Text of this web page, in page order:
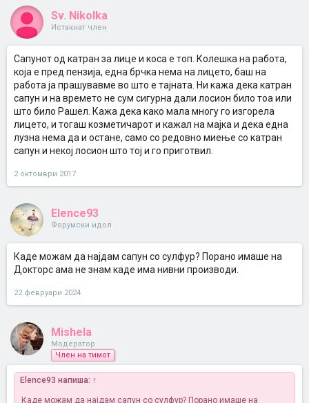
Sv. Nikolka
Истакнат член
Сапунот од катран за лице и коса е топ. Колешка на работа,
која е пред пензија, една брчка нема на лицето, баш на
работа ја прашувавме во што е тајната. Ни кажа дека катран
сапун и на времето не сум сигурна дали лосион било тоа или
што било Рашел. Кажа дека како мала многу го изгорела
лицето, и тогаш козметичарот и кажал на мајка и дека една
лузна нема да и остане, само со редовно миење со катран
сапун и некој лосион што тој и го приготвил.
2 октомври 2017
Elence93
Форумски идол
Каде можам да најдам сапун со сулфур? Порано имаше на
Докторс ама не знам каде има нивни производи.
22 февруари 2024
Mishela
Модератор
Член на тимот
Elence93 напиша: ↑
Каде можам да најдам сапун со сулфур? Порано имаше на